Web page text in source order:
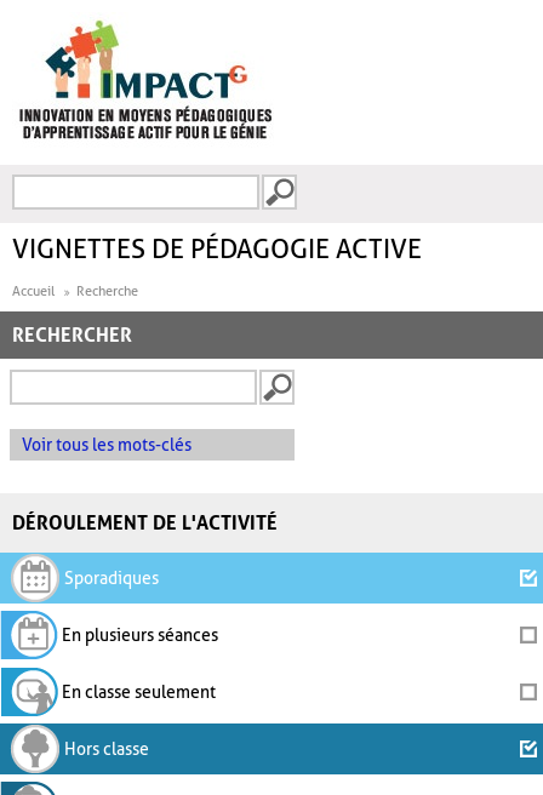
FORMULAIRE DE
VIGNETTES DE PÉDAGOGIE ACTIVE
Accueil Recherche
RECHERCHER
Voir tous les mots-clés
DÉROULEMENT DE L'ACTIVITÉ
Sporadiques
En plusieurs séances
En classe seulement
Hors classe